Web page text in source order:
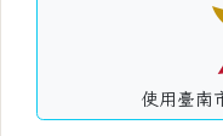
使用臺南